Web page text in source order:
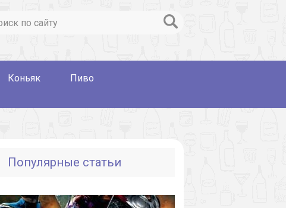
Коньяк
Пиво
Популярные статьи